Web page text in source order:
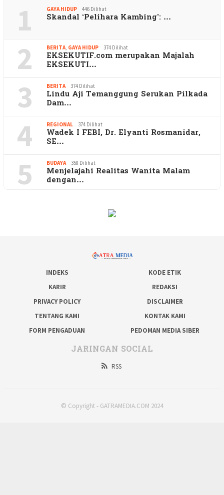
1 GAYA HIDUP 446 Dilihat
Skandal ‘Pelihara Kambing’: …
2 BERITA, GAYA HIDUP 374 Dilihat
EKSEKUTIF.com merupakan Majalah
EKSEKUTI…
3 BERITA 374 Dilihat
Lindu Aji Temanggung Serukan Pilkada
Dam…
4 REGIONAL 374 Dilihat
Wadek I FEBI, Dr. Elyanti Rosmanidar,
SE…
5 BUDAYA 358 Dilihat
Menjelajahi Realitas Wanita Malam
dengan…
INDEKS
KODE ETIK
KARIR
REDAKSI
PRIVACY POLICY
DISCLAIMER
TENTANG KAMI
KONTAK KAMI
FORM PENGADUAN
PEDOMAN MEDIA SIBER
JARINGAN SOCIAL
RSS
© Copyright - GATRAMEDIA.COM 2024